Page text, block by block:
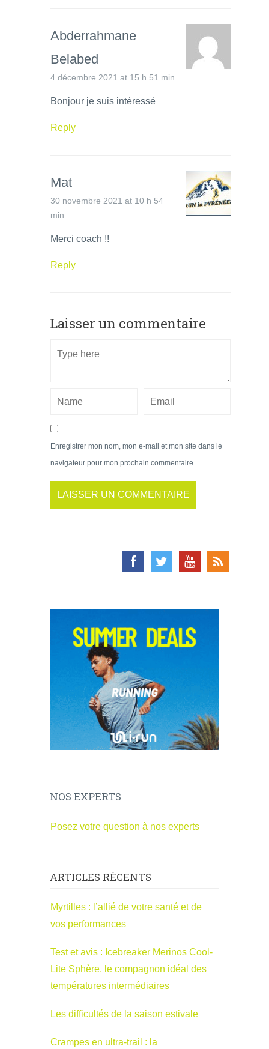
Abderrahmane
Belabed
4 décembre 2021 at 15 h 51 min
Bonjour je suis intéressé
Reply
Mat
30 novembre 2021 at 10 h 54
min
Merci coach !!
Reply
Laisser un commentaire
Enregistrer mon nom, mon e-mail et mon site dans le
navigateur pour mon prochain commentaire.
NOS EXPERTS
Posez votre question à nos experts
ARTICLES RÉCENTS
Myrtilles : l’allié de votre santé et de
vos performances
Test et avis : Icebreaker Merinos Cool-
Lite Sphère, le compagnon idéal des
températures intermédiaires
Les difficultés de la saison estivale
Crampes en ultra-trail : la